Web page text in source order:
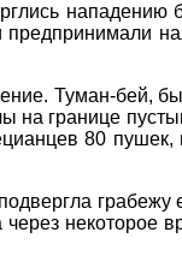
нападению
предпринимали
Туман-бей,
на границе
80
грабежу
некоторое